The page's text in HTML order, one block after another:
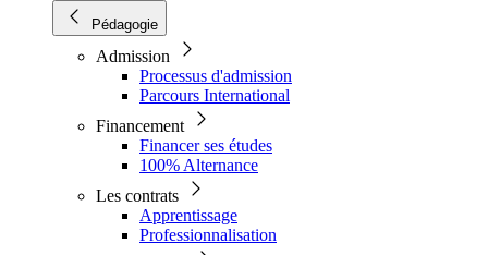
Pédagogie
Admission
Processus d'admission
Parcours International
Financement
Financer ses études
100% Alternance
Les contrats
Apprentissage
Professionnalisation